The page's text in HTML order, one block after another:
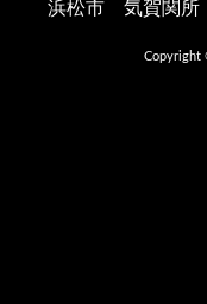
浜松市 気賀関所
Copyright